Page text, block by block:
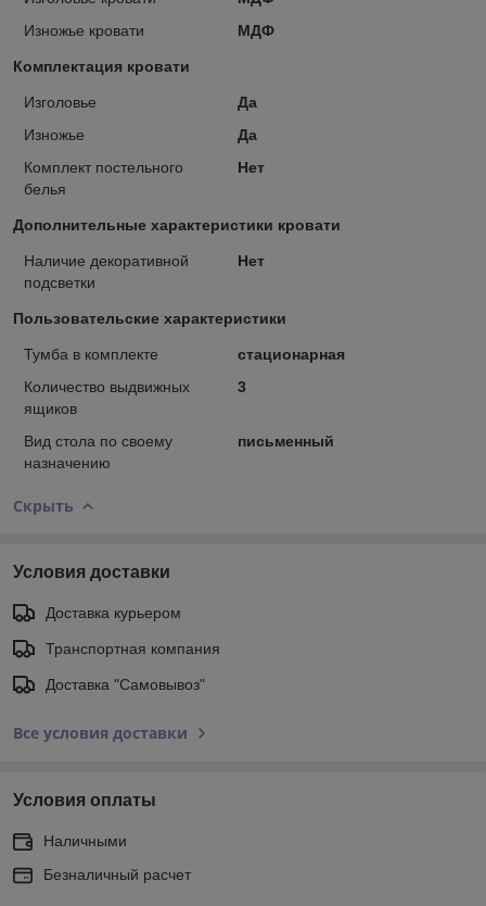
Изножье кровати
МДФ
Комплектация кровати
Изголовье
Да
Изножье
Да
Комплект постельного
белья
Нет
Дополнительные характеристики кровати
Наличие декоративной
подсветки
Нет
Пользовательские характеристики
Тумба в комплекте
стационарная
Количество выдвижных
ящиков
3
Вид стола по своему
назначению
письменный
Скрыть
Условия доставки
Доставка курьером
Транспортная компания
Доставка "Самовывоз"
Все условия доставки
Условия оплаты
Наличными
Безналичный расчет